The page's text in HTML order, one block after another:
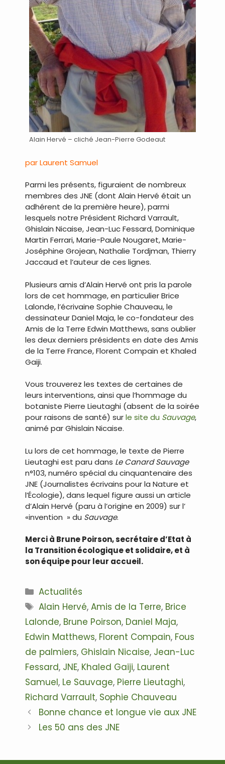
Alain Hervé – cliché Jean-Pierre Godeaut
par Laurent Samuel
Parmi les présents, figuraient de nombreux
membres des JNE (dont Alain Hervé était un
adhérent de la première heure), parmi
lesquels notre Président Richard Varrault,
Ghislain Nicaise, Jean-Luc Fessard, Dominique
Martin Ferrari, Marie-Paule Nougaret, Marie-
Joséphine Grojean, Nathalie Tordjman, Thierry
Jaccaud et l’auteur de ces lignes.
Plusieurs amis d’Alain Hervé ont pris la parole
lors de cet hommage, en particulier Brice
Lalonde, l’écrivaine Sophie Chauveau, le
dessinateur Daniel Maja, le co-fondateur des
Amis de la Terre Edwin Matthews, sans oublier
les deux derniers présidents en date des Amis
de la Terre France, Florent Compain et Khaled
Gaiji.
Vous trouverez les textes de certaines de
leurs interventions, ainsi que l’hommage du
botaniste Pierre Lieutaghi (absent de la soirée
pour raisons de santé) surle site du Sauvage,
animé par Ghislain Nicaise.
Lu lors de cet hommage, le texte de Pierre
Lieutaghi est paru dans Le Canard Sauvage
n°103, numéro spécial du cinquantenaire des
JNE (Journalistes écrivains pour la Nature et
l’Écologie), dans lequel figure aussi un article
d’Alain Hervé (paru à l’origine en 2009) sur l’
«invention » du Sauvage.
Merci à Brune Poirson, secrétaire d’Etat à
la Transition écologique et solidaire, et à
son équipe pour leur accueil.
Catégories
Actualités
Étiquettes
Alain Hervé,Amis de la Terre, Brice
Lalonde, Brune Poirson, Daniel Maja,
Edwin Matthews, Florent Compain, Fous
de palmiers, Ghislain Nicaise, Jean-Luc
Fessard, JNE, Khaled Gaiji, Laurent
Samuel, Le Sauvage, Pierre Lieutaghi,
Richard Varrault, Sophie Chauveau
Navigation
des
Bonne chance et longue vie aux JNE
Les 50 ans des JNE